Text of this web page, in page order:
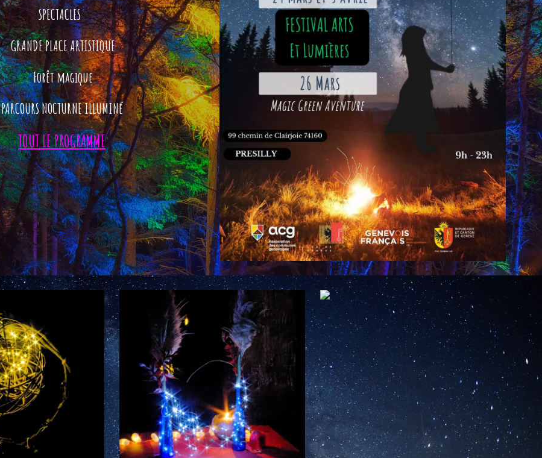
SPECTACLES
GRANDE PLACE ARTISTIQUE
Forêt magique
PARCOURS NOCTURNE ILLUMINé
TOUT LE PROGRAMME